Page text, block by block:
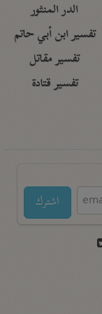
الدر المنثور
تفسير ابن أبي حاتم
تفسير مقاتل
تفسير قتادة
اشترك